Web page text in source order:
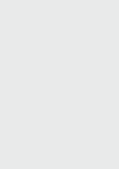
Belfast ar
yn camu ymlaen
ail rownd